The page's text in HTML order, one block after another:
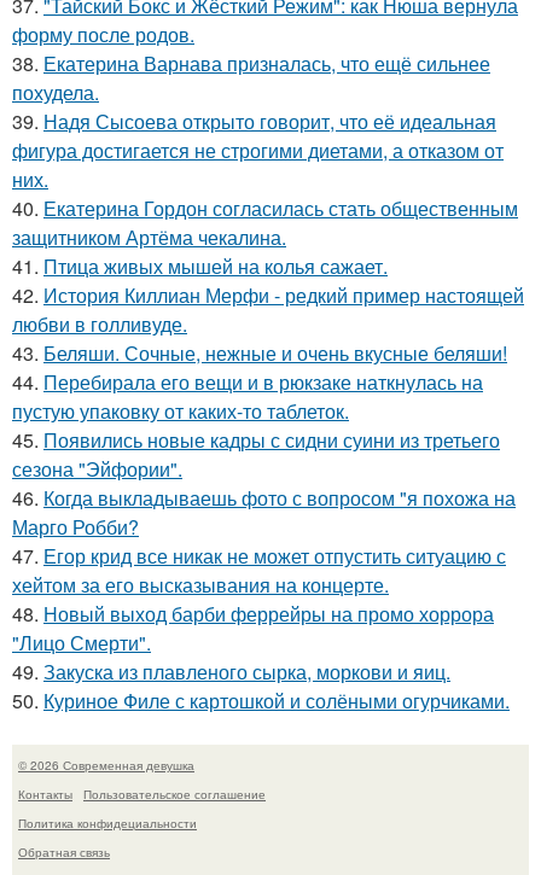
форму после родов.
38. Екатерина Варнава призналась, что ещё сильнее
похудела.
39. Надя Сысоева открыто говорит, что её идеальная
фигура достигается не строгими диетами, а отказом от
них.
40. Екатерина Гордон согласилась стать общественным
защитником Артёма чекалина.
41. Птица живых мышей на колья сажает.
42. История Киллиан Мерфи - редкий пример настоящей
любви в голливуде.
43. Беляши. Сочные, нежные и очень вкусные беляши!
44. Перебирала его вещи и в рюкзаке наткнулась на
пустую упаковку от каких-то таблеток.
45. Появились новые кадры с сидни суини из третьего
сезона "Эйфории".
46. Когда выкладываешь фото с вопросом "я похожа на
Марго Робби?
47. Егор крид все никак не может отпустить ситуацию с
хейтом за его высказывания на концерте.
48. Новый выход барби феррейры на промо хоррора
"Лицо Смерти".
49. Закуска из плавленого сырка, моркови и яиц.
50. Куриное Филе с картошкой и солёными огурчиками.
© 2026 Современная девушка
Контакты
Пользовательское соглашение
Политика конфидециальности
Обратная связь